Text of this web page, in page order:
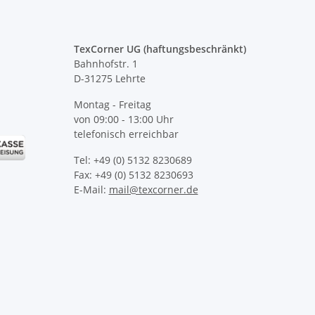
TexCorner UG (haftungsbeschränkt)
Bahnhofstr. 1
D-31275 Lehrte
Montag - Freitag
von 09:00 - 13:00 Uhr
telefonisch erreichbar
Tel: +49 (0) 5132 8230689
Fax: +49 (0) 5132 8230693
E-Mail: mail@texcorner.de